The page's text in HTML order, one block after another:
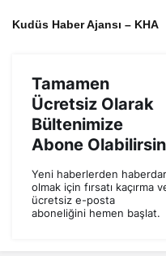
Kudüs Haber Ajansı – KHA
Tamamen
Ücretsiz Olarak
Bültenimize
Abone Olabilirsin
Yeni haberlerden haberdar
olmak için fırsatı kaçırma ve
ücretsiz e-posta
aboneliğini hemen başlat.